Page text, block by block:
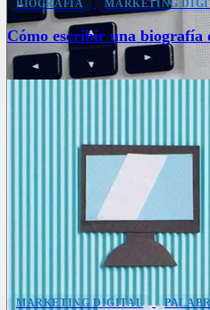
BIOGRAFÍA MARKETING
Cómo escribir una biografía
MARKETING DIGITAL